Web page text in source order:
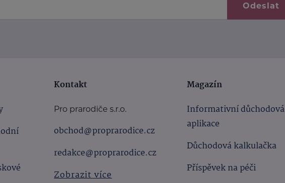
Odeslat
Kontakt
Pro prarodiče s.r.o.
obchod@proprarodice.cz
redakce@proprarodice.cz
Zobrazit více
Magazín
Informativní důchodová
aplikace
Důchodová kalkulačka
Příspěvek na péči